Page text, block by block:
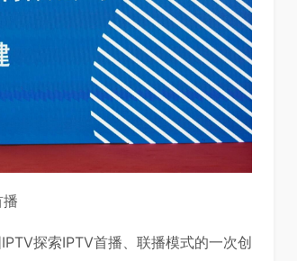
探索IPTV首播、联播模式的一次创